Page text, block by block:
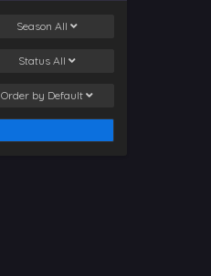
Season All
Status All
Order by Default